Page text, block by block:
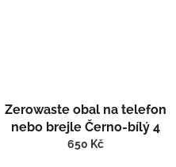
Zerowaste obal na telefon
nebo brejle Černo-bílý 4
650 Kč